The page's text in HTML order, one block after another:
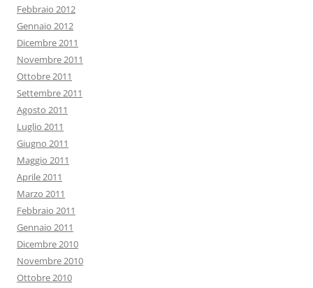
Febbraio 2012
Gennaio 2012
Dicembre 2011
Novembre 2011
Ottobre 2011
Settembre 2011
Agosto 2011
Luglio 2011
Giugno 2011
Maggio 2011
Aprile 2011
Marzo 2011
Febbraio 2011
Gennaio 2011
Dicembre 2010
Novembre 2010
Ottobre 2010